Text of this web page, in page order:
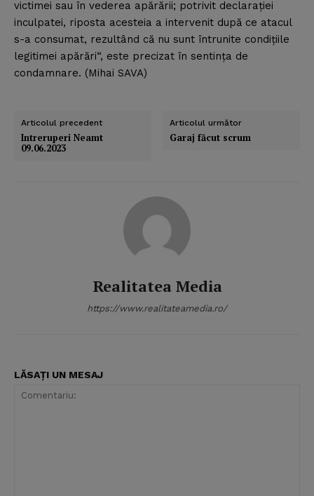
victimei sau în vederea apărării; potrivit declaraţiei
inculpatei, riposta acesteia a intervenit după ce atacul
s-a consumat, rezultând că nu sunt întrunite condiţiile
legitimei apărări“, este precizat în sentinţa de
condamnare. (Mihai SAVA)
Articolul precedent
Intreruperi Neamt
09.06.2023
Articolul următor
Garaj făcut scrum
Realitatea Media
https://www.realitateamedia.ro/
LĂSAȚI UN MESAJ